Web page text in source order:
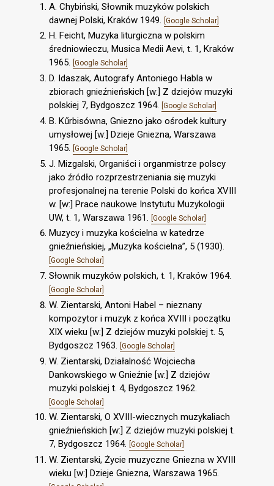
A. Chybiński, Słownik muzyków polskich
dawnej Polski, Kraków 1949.
[Google Scholar]
H. Feicht, Muzyka liturgiczna w polskim
średniowieczu, Musica Medii Aevi, t. 1, Kraków
1965. [Google Scholar]
D. Idaszak, Autografy Antoniego Habla w
zbiorach gnieźnieńskich [w:] Z dziejów muzyki
polskiej 7, Bydgoszcz 1964. [Google Scholar]
B. Kűrbisówna, Gniezno jako ośrodek kultury
umysłowej [w:] Dzieje Gniezna, Warszawa
1965. [Google Scholar]
J. Mizgalski, Organiści i organmistrze polscy
jako źródło rozprzestrzeniania się muzyki
profesjonalnej na terenie Polski do końca XVIII
w. [w:] Prace naukowe Instytutu Muzykologii
UW, t. 1, Warszawa 1961.
[Google Scholar]
Muzycy i muzyka kościelna w katedrze
gnieźnieńskiej, „Muzyka kościelna”, 5 (1930).
[Google Scholar]
Słownik muzyków polskich, t. 1, Kraków 1964.
[Google Scholar]
W. Zientarski, Antoni Habel – nieznany
kompozytor i muzyk z końca XVIII i początku
XIX wieku [w:] Z dziejów muzyki polskiej t. 5,
Bydgoszcz 1963. [Google Scholar]
W. Zientarski, Działalność Wojciecha
Dankowskiego w Gnieźnie [w:] Z dziejów
muzyki polskiej t. 4, Bydgoszcz 1962.
[Google Scholar]
W. Zientarski, O XVIII-wiecznych muzykaliach
gnieźnieńskich [w:] Z dziejów muzyki polskiej t.
7, Bydgoszcz 1964. [Google Scholar]
W. Zientarski, Życie muzyczne Gniezna w XVIII
wieku [w:] Dzieje Gniezna, Warszawa 1965.